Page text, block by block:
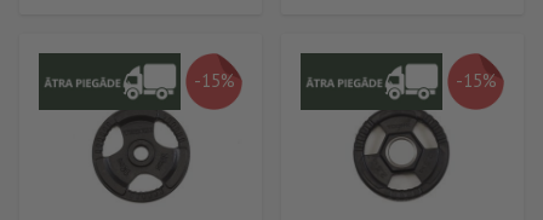
-15% -15%